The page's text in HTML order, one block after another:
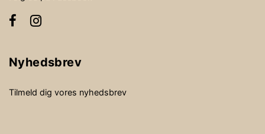
Nyhedsbrev
Tilmeld dig vores nyhedsbrev